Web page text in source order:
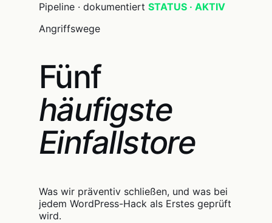
Pipeline · dokumentiert STATUS · AKTIV
Angriffswege
Fünf
häufigste
Einfallstore
Was wir präventiv schließen, und was bei
jedem WordPress-Hack als Erstes geprüft
wird.